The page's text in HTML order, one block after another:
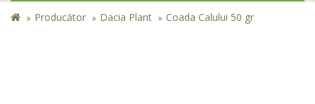
Producător Dacia Plant Coada Calului 50 gr